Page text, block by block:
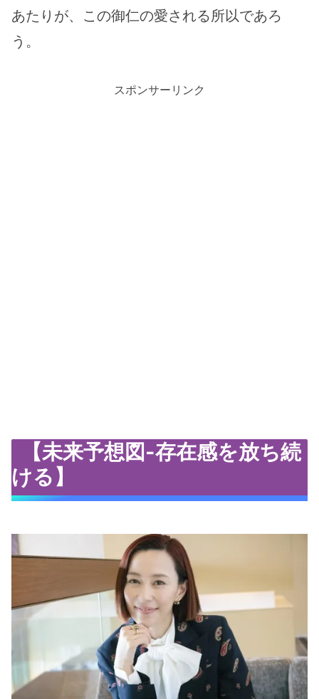
あたりが、この御仁の愛される所以であろ
う。
スポンサーリンク
【未来予想図-存在感を放ち続
ける】